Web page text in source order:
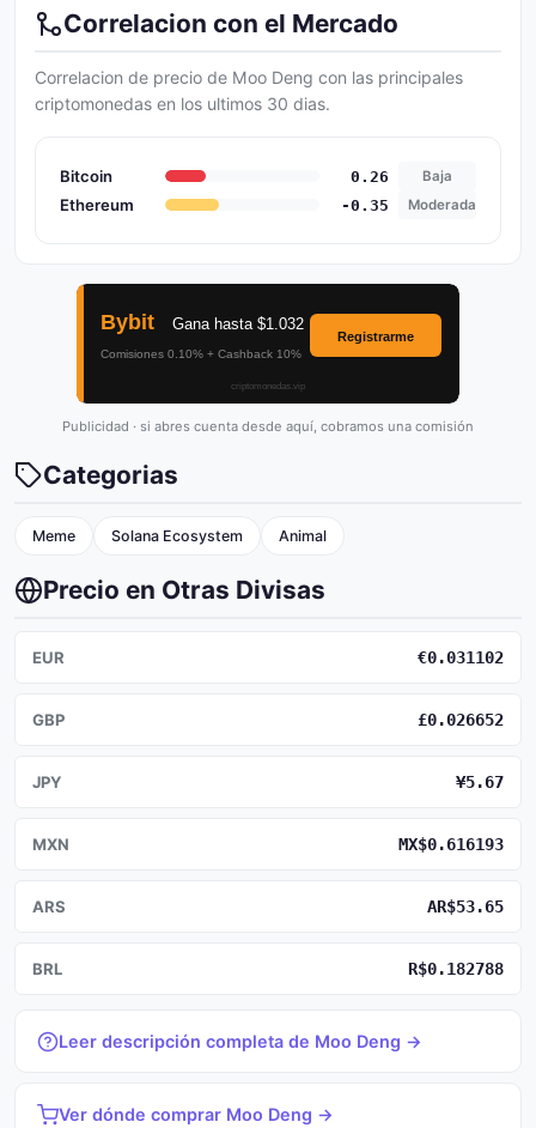
Correlacion con el Mercado
Correlacion de precio de Moo Deng con las principales
criptomonedas en los ultimos 30 dias.
Bitcoin 0.26 Baja
Ethereum -0.35 Moderada
Publicidad · si abres cuenta desde aquí, cobramos una comisión
Categorias
Meme Solana Ecosystem Animal
Precio en Otras Divisas
EUR €0.031102
GBP £0.026652
JPY ¥5.67
MXN MX$0.616193
ARS AR$53.65
BRL R$0.182788
Leer descripción completa de Moo Deng →
Ver dónde comprar Moo Deng →